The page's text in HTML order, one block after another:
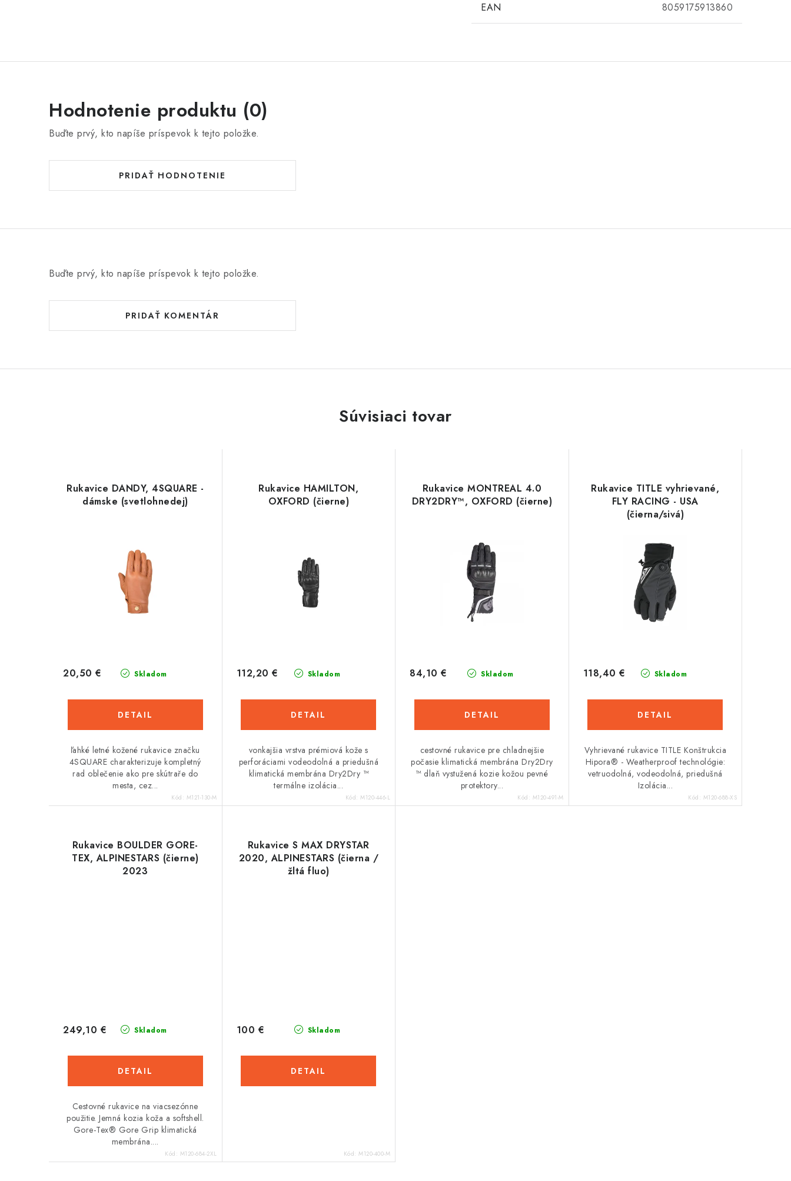
EAN 8059175913860
Hodnotenie produktu (0)
Buďte prvý, kto napíše príspevok k tejto položke.
PRIDAŤ HODNOTENIE
Buďte prvý, kto napíše príspevok k tejto položke.
PRIDAŤ KOMENTÁR
Súvisiaci tovar
Rukavice DANDY, 4SQUARE -
dámske (svetlohnedej)
Skladom
20,50 €
DETAIL
ľahké letné kožené rukavice značku
4SQUARE charakterizuje kompletný
rad oblečenie ako pre skútraře do
mesta, cez...
Kód: M121-130-M
Rukavice HAMILTON,
OXFORD (čierne)
Skladom
112,20 €
DETAIL
vonkajšia vrstva prémiová kože s
perforáciami vodeodolná a priedušná
klimatická membrána Dry2Dry ™
termálne izolácia...
Kód: M120-446-L
Rukavice MONTREAL 4.0
DRY2DRY™, OXFORD (čierne)
Skladom
84,10 €
DETAIL
cestovné rukavice pre chladnejšie
počasie klimatická membrána Dry2Dry
™ dlaň vystužená kozie kožou pevné
protektory...
Kód: M120-491-M
Rukavice TITLE vyhrievané,
FLY RACING - USA
(čierna/sivá)
Skladom
118,40 €
DETAIL
Vyhrievané rukavice TITLE Konštrukcia
Hipora® - Weatherproof technológie:
vetruodolná, vodeodolná, priedušná
Izolácia...
Kód: M120-688-XS
Rukavice BOULDER GORE-
TEX, ALPINESTARS (čierne)
2023
Skladom
249,10 €
DETAIL
Cestovné rukavice na viacsezónne
použitie. Jemná kozia koža a softshell.
Gore-Tex® Gore Grip klimatická
membrána....
Kód: M120-684-2XL
Rukavice S MAX DRYSTAR
2020, ALPINESTARS (čierna /
žltá fluo)
Skladom
100 €
DETAIL
Kód: M120-400-M